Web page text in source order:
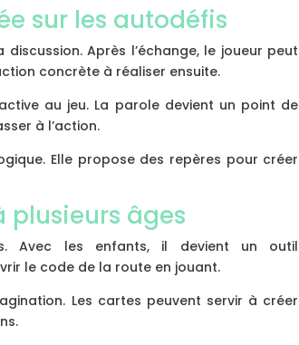
sur les autodéfis
Après l’échange, le joueur peut
concrète à réaliser ensuite.
au jeu. La parole devient un point de
à l’action.
Elle propose des repères pour créer
plusieurs âges
Avec les enfants, il devient un outil
le code de la route en jouant.
Les cartes peuvent servir à créer